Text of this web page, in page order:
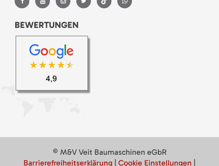
BEWERTUNGEN
© M&V Veit Baumaschinen eGbR
Barrierefreiheitserklärung
Cookie Einstellungen